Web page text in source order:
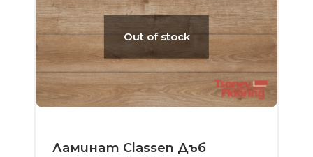
Out of stock
Ламинат Classen Дъб